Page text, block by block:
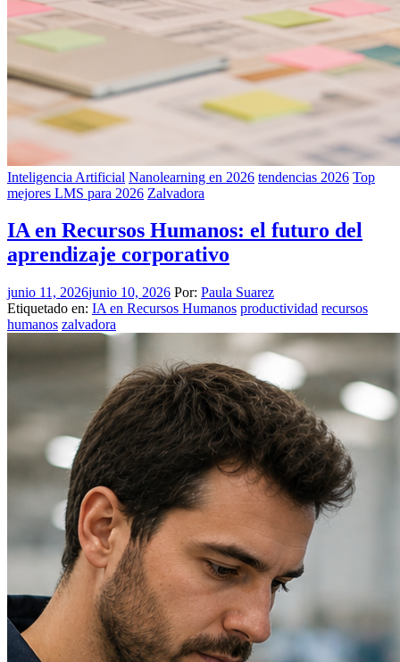
Inteligencia Artificial Nanolearning en 2026 tendencias 2026 Top
mejores LMS para 2026 Zalvadora
IA en Recursos Humanos: el futuro del
aprendizaje corporativo
junio 11, 2026junio 10, 2026 Por: Paula Suarez
Etiquetado en: IA en Recursos Humanos productividad recursos
humanos zalvadora